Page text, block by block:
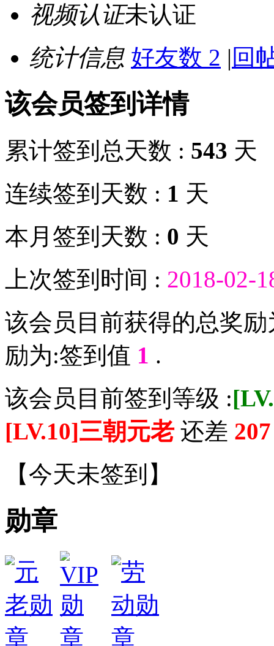
视频认证未认证
统计信息 好友数 2 | 回
该会员签到详情
累计签到总天数 : 543 天
连续签到天数 : 1 天
本月签到天数 : 0 天
上次签到时间 : 2018-02-
该会员目前获得的总奖
励为:签到值 1 .
该会员目前签到等级 :
[LV.10]三朝元老 还差 207
【今天未签到 】
勋章